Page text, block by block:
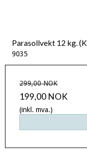
Parasollvekt 12 kg.
9035
299,00 NOK
199,00 NOK
(inkl. mva.)